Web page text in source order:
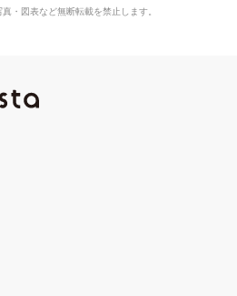
・図表など無断転載を禁止します。